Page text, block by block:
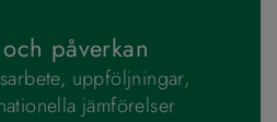
påverkan
uppföljningar,
jämförelser